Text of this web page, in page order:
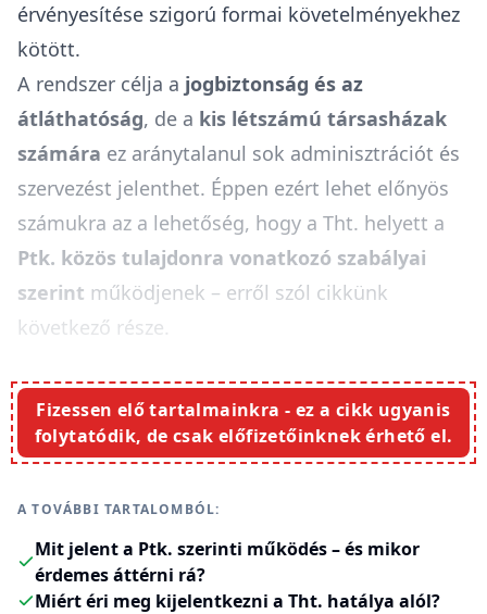
érvényesítése szigorú formai követelményekhez
kötött.
A rendszer célja a jogbiztonság és az
átláthatóság, de a kis létszámú társasházak
számára ez aránytalanul sok adminisztrációt és
szervezést jelenthet. Éppen ezért lehet előnyös
számukra az a lehetőség, hogy a Tht. helyett a
Ptk. közös tulajdonra vonatkozó szabályai
szerint működjenek – erről szól cikkünk
következő része.
Fizessen elő tartalmainkra - ez a cikk ugyanis
folytatódik, de csak előfizetőinknek érhető el.
A TOVÁBBI TARTALOMBÓL:
Mit jelent a Ptk. szerinti működés – és mikor
érdemes áttérni rá?
Miért éri meg kijelentkezni a Tht. hatálya alól?